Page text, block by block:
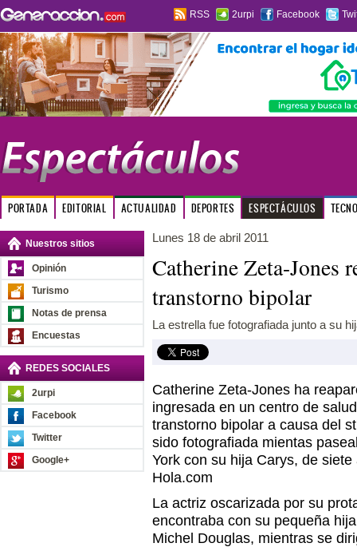
RSS 2urpi Facebook
PORTADA EDITORIAL ACTUALIDAD DEPORTES ESPECTÁCULOS
Nuestros sitios
Opinión
Turismo
Notas de prensa
Encuestas
REDES SOCIALES
2urpi
Facebook
Twitter
Google+
Lunes 18 de abril 2011
Catherine Zeta-Jones
transtorno bipolar
La estrella fue fotografiada junto a su
Catherine Zeta-Jones ha
ingresada en un centro de
transtorno bipolar a causa del
sido fotografiada mientas
York con su hija Carys, de
Hola.com
La actriz oscarizada por su
encontraba con su pequeña
Michel Douglas, mientras se